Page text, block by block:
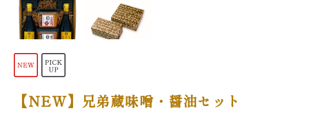
【NEW】兄弟蔵味噌・醤油セット